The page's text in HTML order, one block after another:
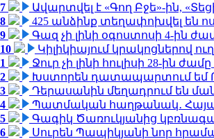
7
Ավարտվել է «Գող Բջե»-ին,
8
425 անձինք տեղափոխվել են
9
Գազ չի լինի օգոստոսի 4-ին
10
Կիլիկիայում կրակոցներով
1
Ջուր չի լինի հուլիսի 28-ին
2
Խստորեն դատապարտում եմ
3
Դերասանին մեղադրում են
4
Պատմական հաղթանակ․
5
Գագիկ Ծառուկյանից
6
Սուրեն Պապիկյանի նոր